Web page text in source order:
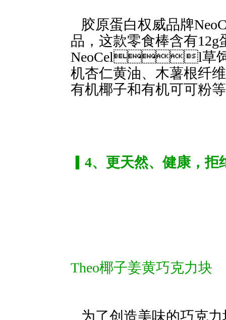
胶原蛋白权威品牌
品，这款零食棒含有
NeoCell草饲
机杏仁黄油、木薯根纤
有机椰子和有机可可粉
▎4、更天然、健康，拒
Theo椰子姜黄巧克力块
 为了创造美味的巧